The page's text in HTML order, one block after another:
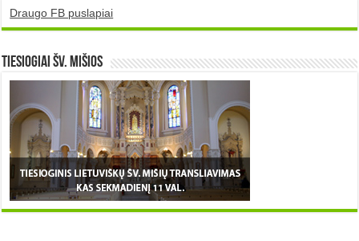
Draugo FB puslapiai
TIESIOGIAI šv. MIŠIOS